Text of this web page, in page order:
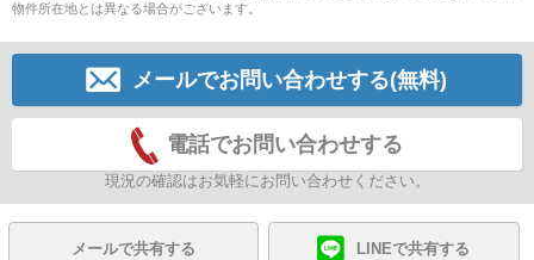
物件所在地とは異なる場合がございます。
メールでお問い合わせする(無料)
電話でお問い合わせする
現況の確認はお気軽にお問い合わせください。
メールで共有する LINEで共有する